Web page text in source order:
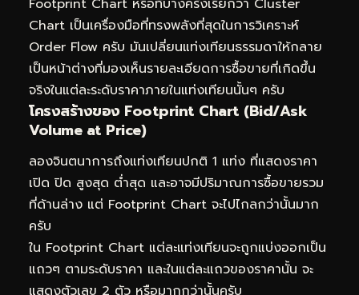
Chart เป็นเครื่องมือที่ทรงพลังที่สุดในการวิเคราะห์
Order Flow ครับ มันเปลี่ยนแท่งเทียนธรรมดาให้กลาย
เป็นหน้าต่างที่มองเห็นรายละเอียดการซื้อขายที่เกิดขึ้น
จริงในแต่ละระดับราคาภายในแท่งเทียนนั้นๆ ครับ
โครงสร้างของ Footprint Chart (Bid/Ask
Volume at Price)
ลองจินตนาการถึงแท่งเทียนปกติ 1 แท่ง ที่แสดงราคา
เปิด ปิด สูงสุด ต่ำสุด และอาจมีปริมาณการซื้อขายรวม
ที่ด้านล่าง แต่ Footprint Chart จะไปไกลกว่านั้นมาก
ครับ
ใน Footprint Chart แต่ละแท่งเทียนจะถูกแบ่งออกเป็น
แถวๆ ตามระดับราคา และในแต่ละแถวของราคานั้น จะ
แสดงตัวเลข 2 ตัว หรือมากกว่านั้นครับ